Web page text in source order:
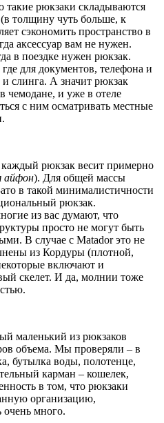
такие рюкзаки складываются
толщину чуть больше, к
сэкономить пространство в
аксессуар вам не нужен.
в поездке нужен рюкзак.
для документов, телефона и
слинга. А значит рюкзак
чемодане, и уже в отеле
с ним осматривать местные
рюкзак весит примерно
айфон). Для общей массы
в такой минималистичности
рюкзак.
из вас думают, что
просто не могут быть
В случае с Matador это не
из Кордуры (плотной,
включают и
скелет. И да, молнии тоже
маленький из рюкзаков
объема. Мы проверяли – в
бутылка воды, полотенце,
карман – кошелек,
в том, что рюкзаки
организацию,
много.